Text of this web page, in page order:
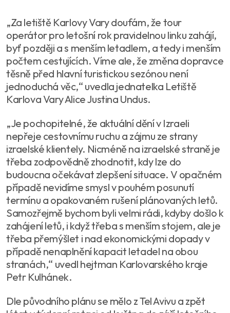
„Za letiště Karlovy Vary doufám, že tour
operátor pro letošní rok pravidelnou linku zahájí,
byť později a s menším letadlem, a tedy i menším
počtem cestujících. Víme ale, že změna dopravce
těsně před hlavní turistickou sezónou není
jednoduchá věc,“ uvedla jednatelka Letiště
Karlova Vary Alice Justina Undus.
„Je pochopitelné, že aktuální dění v Izraeli
nepřeje cestovnímu ruchu a zájmu ze strany
izraelské klientely. Nicméně na izraelské straně je
třeba zodpovědně zhodnotit, kdy lze do
budoucna očekávat zlepšení situace. V opačném
případě nevidíme smysl v pouhém posunutí
termínu a opakovaném rušení plánovaných letů.
Samozřejmě bychom byli velmi rádi, kdyby došlo k
zahájení letů, i když třeba s menším stojem, ale je
třeba přemýšlet i nad ekonomickými dopady v
případě nenaplnění kapacit letadel na obou
stranách,“ uvedl hejtman Karlovarského kraje
Petr Kulhánek.
Dle původního plánu se mělo z Tel Avivu a zpět